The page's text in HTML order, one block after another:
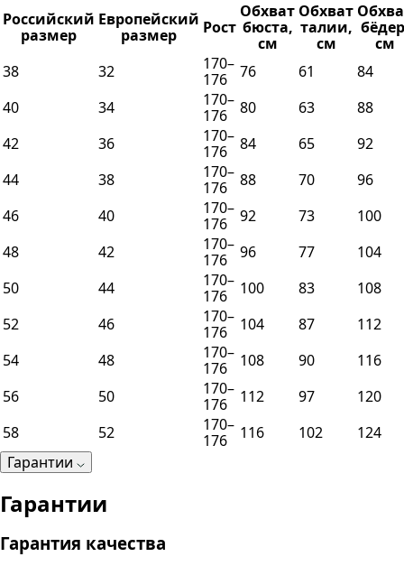
Российский
размер
Европейский
размер
Рост
Обхват
бюста,
см
Обхват
талии,
см
см
38
32
170–
176
76 61
84
40
34
170–
176
80 63
88
42
36
170–
176
84 65
92
44
38
170–
176
88 70
96
46
40
170–
176
92 73
100
48
42
170–
176
96 77
104
50
44
170–
176
100 83
108
52
46
170–
176
104 87
112
54
48
170–
176
108 90
116
56
50
170–
176
112 97
120
58
52
170–
176
116 102
124
Гарантии
Гарантии
Гарантия качества